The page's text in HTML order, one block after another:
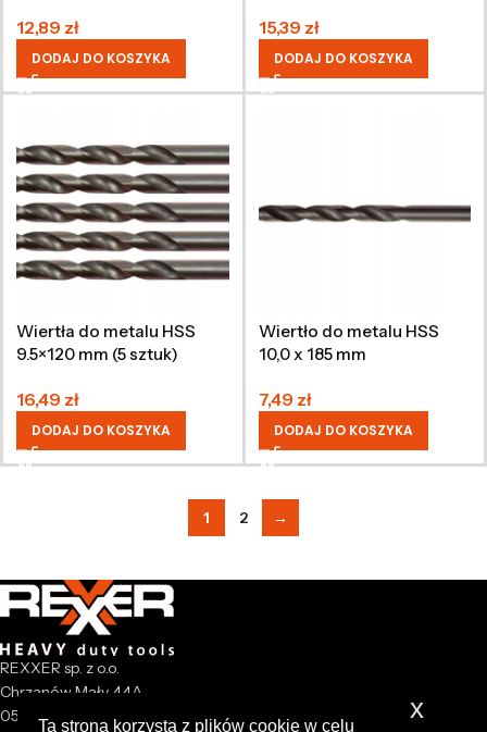
12,89 zł
DODAJ DO KOSZYKA
15,39 zł
DODAJ DO KOSZYKA
Wiertła do metalu HSS
9.5×120 mm (5 sztuk)
16,49 zł
DODAJ DO KOSZYKA
Wiertło do metalu HSS
10,0 x 185 mm
7,49 zł
DODAJ DO KOSZYKA
1 2 →
REXXER sp. z o.o.
Chrzanów Mały 44A
05-825 Grodzisk Mazowiecki
Ta strona korzysta z plików cookie w celu
x